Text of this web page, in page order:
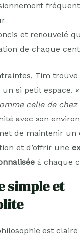
et renouvelé
de chaque
Tim trouve
si petit espace. «
celle de chez
avec son
de maintenir un
et d’offrir une
à chaque
simple et
est claire